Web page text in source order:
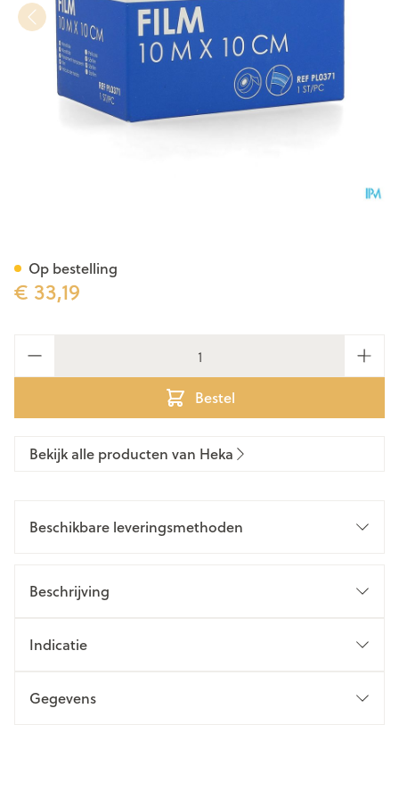
€ 33,19
Bestel
Op bestelling
Bekijk alle producten van Heka
Beschikbare leveringsmethoden
Beschrijving
Indicatie
Gegevens